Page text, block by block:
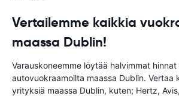
Vertailemme kaikkia
maassa Dublin!
Varauskoneemme löytää halvimmat hinnat
autovuokraamoilta maassa Dublin. Vertaa
yrityksiä maassa Dublin, kuten; Hertz,